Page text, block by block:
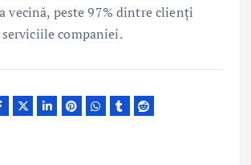
vecină, peste 97% dintre clienți
companiei.